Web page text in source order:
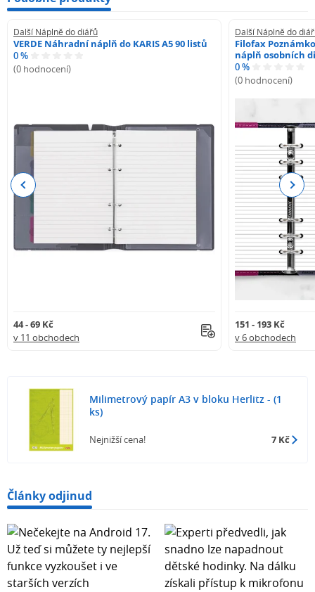
Další Náplně do diářů
VERDE Náhradní náplň do KARIS A5 90 listů
0 %
(0 hodnocení)
44 - 69 Kč
v 11 obchodech
Další Náplně do
Filofax
náplň osobních
0 %
(0 hodnocení)
151 - 193 Kč
v 6 obchodech
Previous Next
Milimetrový papír A3 v bloku Herlitz - (1
ks)
Nejnižší cena! 7 Kč
Články odjinud